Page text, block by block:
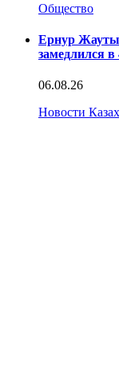
Общество
Ернур
замедлился в
06.08.26
Новости